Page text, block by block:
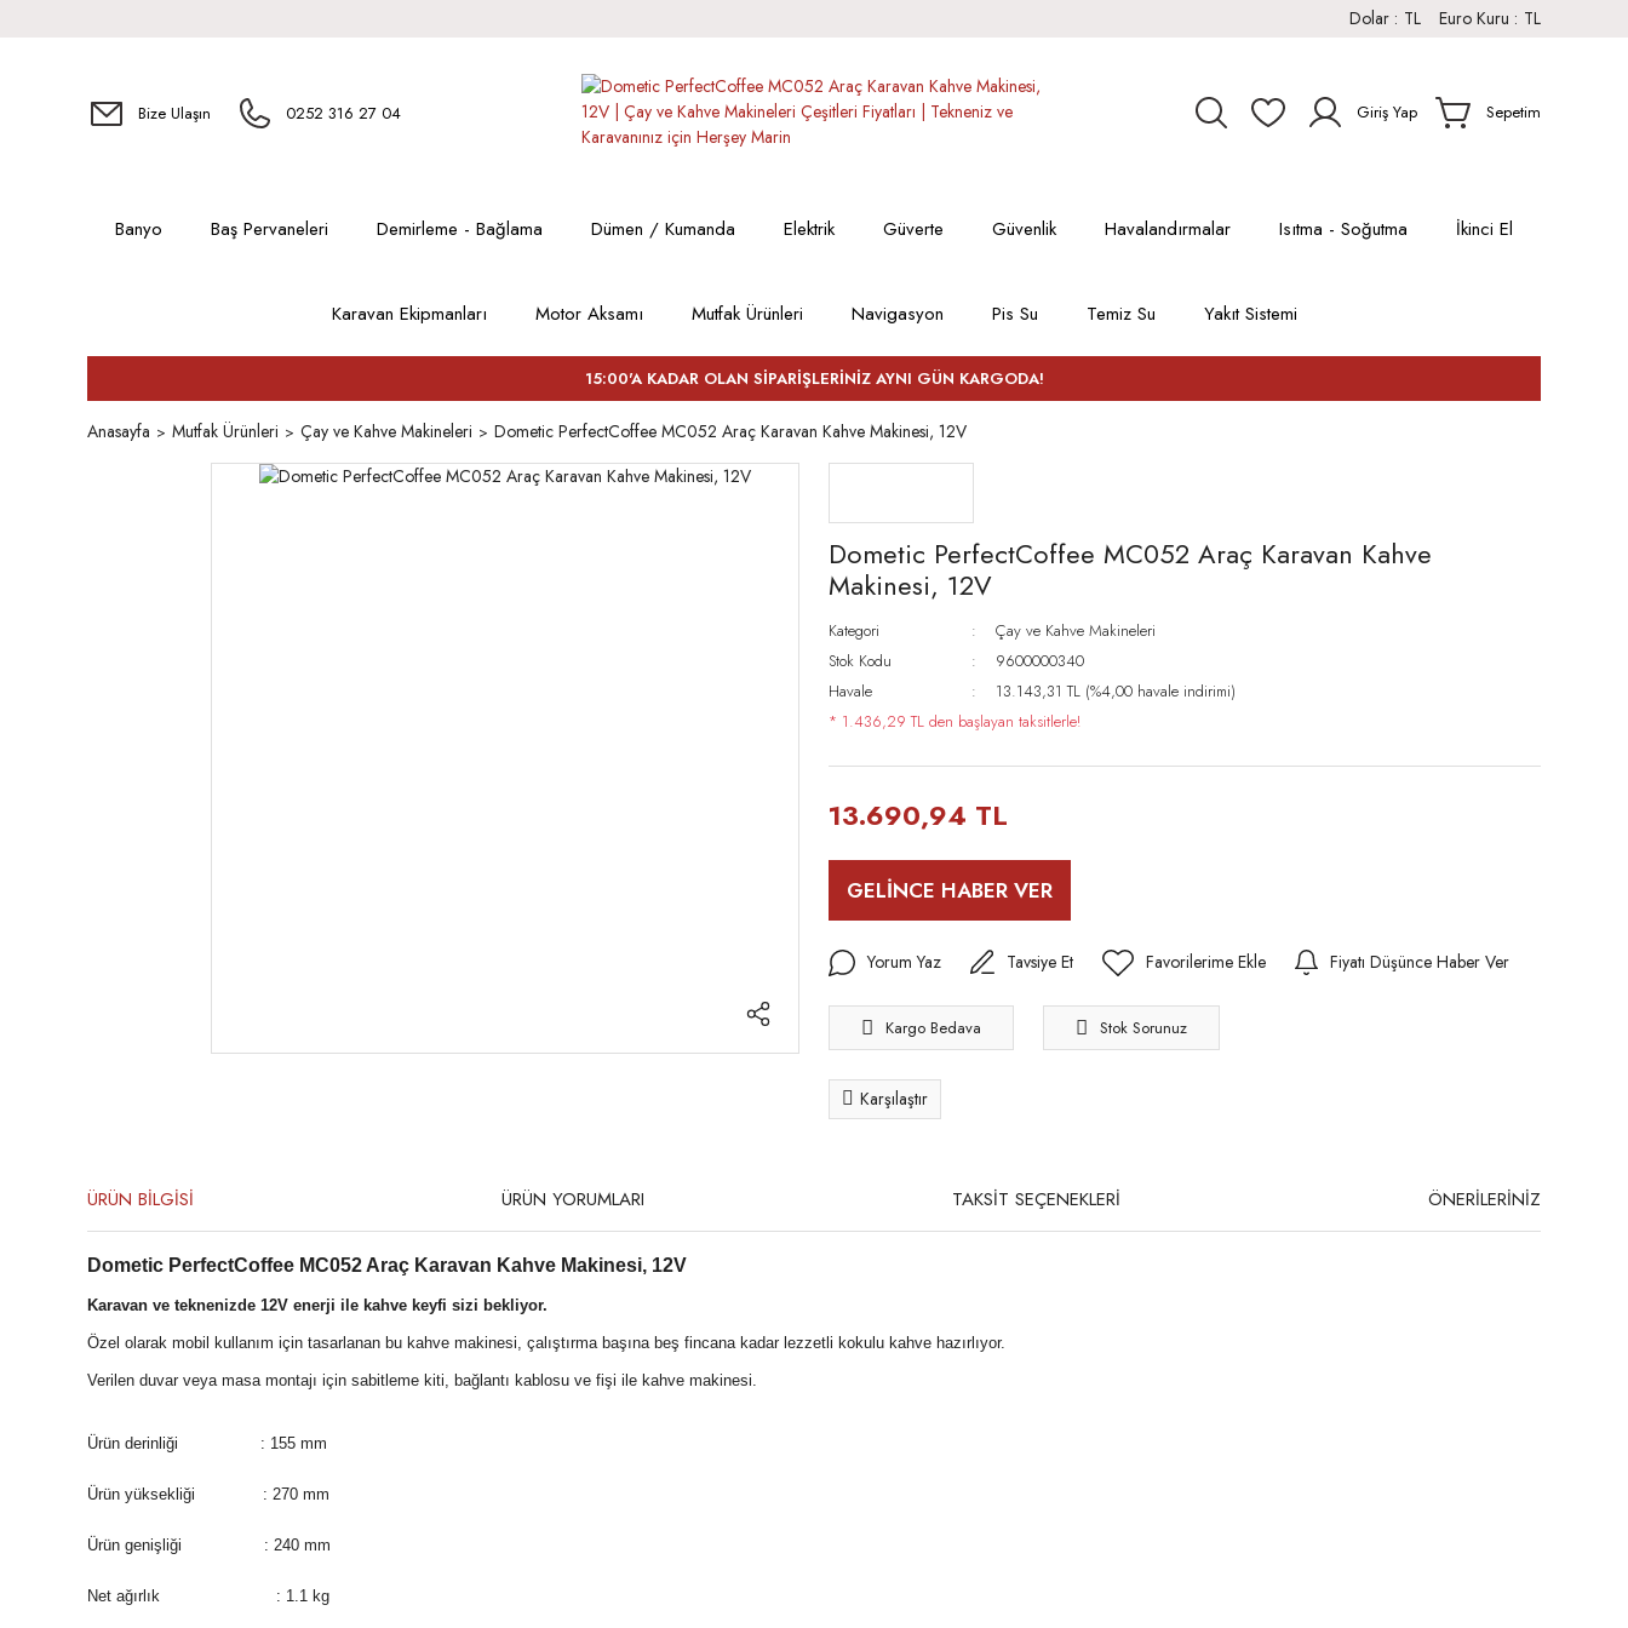
Dolar : TL Euro Kuru : TL
Bize Ulaşın 0252 316 27 04 Giriş Yap Sepetim
Banyo Baş Pervaneleri Demirleme - Bağlama Dümen / Kumanda Elektrik Güverte Güvenlik Havalandırmalar Isıtma - Soğutma İkinci El
Karavan Ekipmanları Motor Aksamı Mutfak Ürünleri Navigasyon Pis Su Temiz Su Yakıt Sistemi
15:00'A KADAR OLAN SİPARİŞLERİNİZ AYNI GÜN KARGODA!
Anasayfa Mutfak Ürünleri Çay ve Kahve Makineleri Dometic PerfectCoffee MC052 Araç Karavan Kahve Makinesi, 12V
Dometic PerfectCoffee MC052 Araç Karavan Kahve
Makinesi, 12V
Kategori
Çay ve Kahve Makineleri
Stok Kodu
9600000340
Havale
13.143,31 TL (%4,00 havale indirimi)
* 1.436,29 TL den başlayan taksitlerle!
13.690,94 TL
GELİNCE HABER VER
Yorum Yaz Tavsiye Et Fiyatı Düşünce Haber Ver
Kargo Bedava Stok Sorunuz
Karşılaştır
ÜRÜN BİLGİSİ ÜRÜN YORUMLARI TAKSİT SEÇENEKLERİ ÖNERİLERİNİZ
Dometic PerfectCoffee MC052 Araç Karavan Kahve Makinesi, 12V
Karavan ve teknenizde 12V enerji ile kahve keyfi sizi bekliyor.
Özel olarak mobil kullanım için tasarlanan bu kahve makinesi, çalıştırma başına beş fincana kadar lezzetli kokulu kahve hazırlıyor.
Verilen duvar veya masa montajı için sabitleme kiti, bağlantı kablosu ve fişi ile kahve makinesi.
Ürün derinliği : 155 mm
Ürün yüksekliği : 270 mm
Ürün genişliği : 240 mm
Net ağırlık : 1.1 kg